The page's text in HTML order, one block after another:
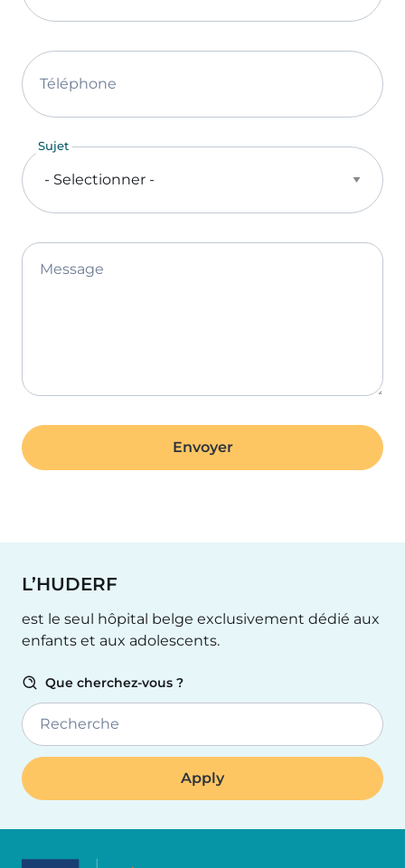
Téléphone
Sujet
Message
L’HUDERF
est le seul hôpital belge exclusivement dédié aux
enfants et aux adolescents.
Que cherchez-vous ?
Recherche